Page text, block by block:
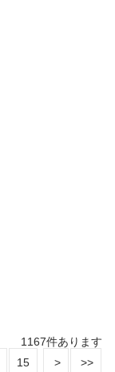
1167件あります
15